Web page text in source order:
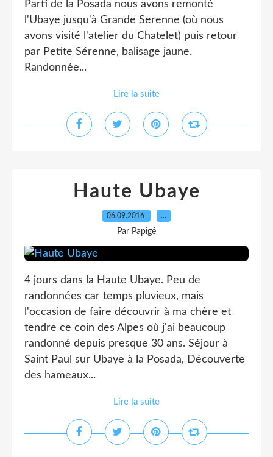
Parti de la Posada nous avons remonté
l'Ubaye jusqu'à Grande Serenne (où nous
avons visité l'atelier du Chatelet) puis retour
par Petite Sérenne, balisage jaune.
Randonnée...
Lire la suite
Haute Ubaye
06.09.2016 …
Par Papigé
4 jours dans la Haute Ubaye. Peu de
randonnées car temps pluvieux, mais
l'occasion de faire découvrir à ma chère et
tendre ce coin des Alpes où j'ai beaucoup
randonné depuis presque 30 ans. Séjour à
Saint Paul sur Ubaye à la Posada, Découverte
des hameaux...
Lire la suite